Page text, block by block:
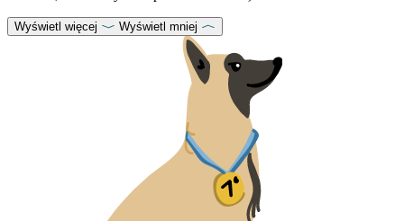
Wyświetl więcej Wyświetl mniej